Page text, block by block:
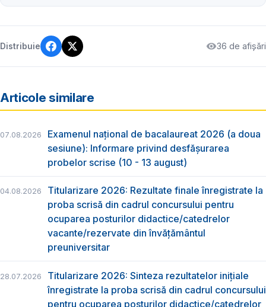
Distribuie 36 de afișări
Articole similare
07.08.2026
Examenul național de bacalaureat 2026 (a doua
sesiune): Informare privind desfășurarea
probelor scrise (10 - 13 august)
04.08.2026
Titularizare 2026: Rezultate finale înregistrate la
proba scrisă din cadrul concursului pentru
ocuparea posturilor didactice/catedrelor
vacante/rezervate din învăţământul
preuniversitar
28.07.2026
Titularizare 2026: Sinteza rezultatelor inițiale
înregistrate la proba scrisă din cadrul concursului
pentru ocuparea posturilor didactice/catedrelor